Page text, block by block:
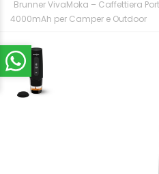
Brunner VivaMoka – Caffettiera
4000mAh per Camper e Outdoor